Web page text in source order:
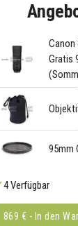
Canon
Gratis
95mm
4 Verfügbar
869 € - In den